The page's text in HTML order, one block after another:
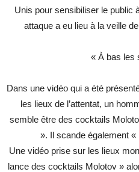
Unis pour sensibiliser le public
attaque a eu lieu à la veille
« À bas les
Dans une vidéo qui a été
les lieux de l’attentat, un
semble être des cocktails
». Il scande également
Une vidéo prise sur les lieux
lance des cocktails Molotov »